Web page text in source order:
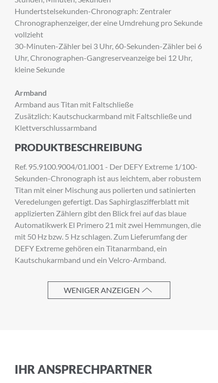
Hundertstelsekunden-Chronograph: Zentraler
Chronographenzeiger, der eine Umdrehung pro Sekunde
vollzieht
30-Minuten-Zähler bei 3 Uhr, 60-Sekunden-Zähler bei 6
Uhr, Chronographen-Gangreserveanzeige bei 12 Uhr,
kleine Sekunde
Armband
Armband aus Titan mit Faltschließe
Zusätzlich: Kautschuckarmband mit Faltschließe und
Klettverschlussarmband
PRODUKTBESCHREIBUNG
Ref. 95.9100.9004/01.I001 - Der DEFY Extreme 1/100-
Sekunden-Chronograph ist aus leichtem, aber robustem
Titan mit einer Mischung aus polierten und satinierten
Veredelungen gefertigt. Das Saphirglaszifferblatt mit
applizierten Zählern gibt den Blick frei auf das blaue
Automatikwerk El Primero 21 mit zwei Hemmungen, die
mit 50 Hz bzw. 5 Hz schlagen. Zum Lieferumfang der
DEFY Extreme gehören ein Titanarmband, ein
Kautschukarmband und ein Velcro-Armband.
WENIGER ANZEIGEN
IHR ANSPRECHPARTNER
ANMELDUNG ZUM
NEWSLETTER
Melden Sie sich zu unserem Newsletter an.
Anrede
Vorname
Nachname
E-Mail-Adresse
Ich akzeptiere dieAllgemeinen
Geschäftsbedingungenund die